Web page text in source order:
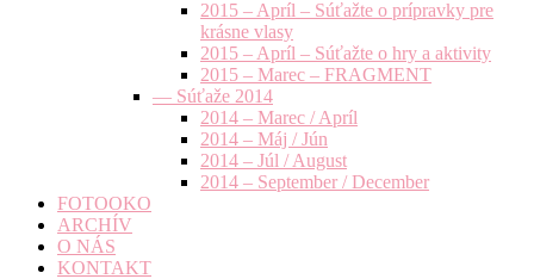
2015 – Apríl – Súťažte o prípravky pre
krásne vlasy
2015 – Apríl – Súťažte o hry a aktivity
2015 – Marec – FRAGMENT
— Súťaže 2014
2014 – Marec / Apríl
2014 – Máj / Jún
2014 – Júl / August
2014 – September / December
FOTOOKO
ARCHÍV
O NÁS
KONTAKT